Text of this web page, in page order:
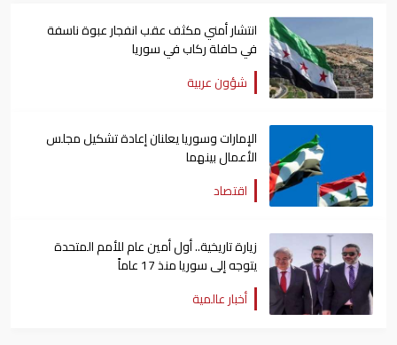
انتشار أمني مكثف عقب انفجار عبوة ناسفة
في حافلة ركاب في سوريا
شؤون عربية
الإمارات وسوريا يعلنان إعادة تشكيل مجلس
الأعمال بينهما
اقتصاد
زيارة تاريخية.. أول أمين عام للأمم المتحدة
يتوجه إلى سوريا منذ 17 عاماً
أخبار عالمية